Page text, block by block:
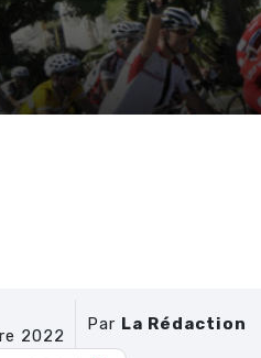
2022
Par La Rédaction